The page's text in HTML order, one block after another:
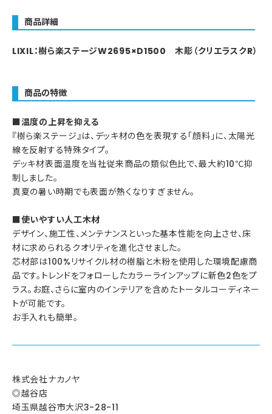
商品詳細
LIXIL：樹ら楽ステージW2695×D1500 木彫（クリエラスクR）
商品の特徴
■温度の上昇を抑える
『樹ら楽ステージ』は、デッキ材の色を表現する「顔料」に、太陽光
線を反射する特殊タイプ。
デッキ材表面温度を当社従来商品の類似色比で、最大約10℃抑
制しました。
真夏の暑い時期でも表面が熱くなりすぎません。
■使いやすい人工木材
デザイン、施工性、メンテナンスといった基本性能を向上させ、床
材に求められるクオリティを進化させました。
芯材部は100%リサイクル材の樹脂と木粉を使用した環境配慮商
品です。トレンドをフォローしたカラーラインアップに新色2色をプ
ラス。お庭、さらに室内のインテリアを含めたトータルコーディネー
トが可能です。
お手入れも簡単。
株式会社ナカノヤ
◎越谷店
埼玉県越谷市大沢3-28-11